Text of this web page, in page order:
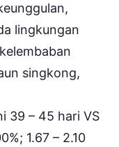
lingkungan
singkong,
39 – 45 hari VS
1.67 – 2.10